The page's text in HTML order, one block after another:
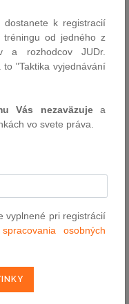
verzia je dostupná >>>
Guida Kucska, každý
dizajn a ilustrácie edície
rakúskym umelcom,
, ktorá je centrálnou témou
je zahrnuté pozeranie sa
bez postranných úmyslov
teda nielen v umení
profesionálneho života
vysvetľovaní výberu
dostanete k registracií
tréningu od jedného z
a rozhodcov JUDr.
"Taktika vyjednávání
Vás nezaväzujea
vo svete práva.
vyplnené pri registrácií
osobných